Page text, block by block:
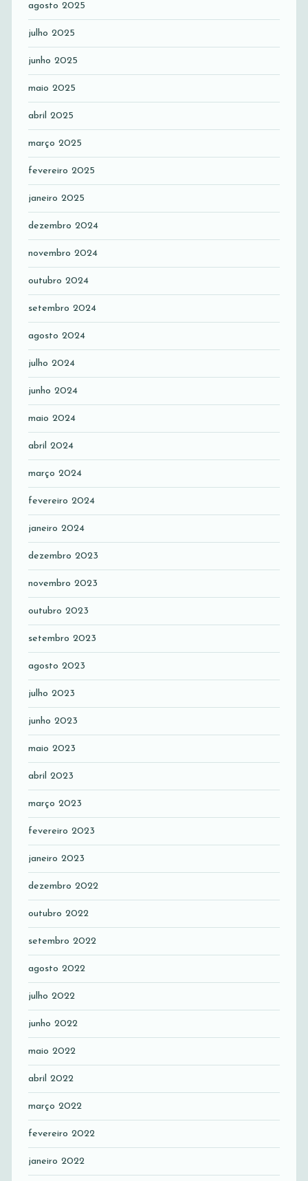
agosto 2025
julho 2025
junho 2025
maio 2025
abril 2025
março 2025
fevereiro 2025
janeiro 2025
dezembro 2024
novembro 2024
outubro 2024
setembro 2024
agosto 2024
julho 2024
junho 2024
maio 2024
abril 2024
março 2024
fevereiro 2024
janeiro 2024
dezembro 2023
novembro 2023
outubro 2023
setembro 2023
agosto 2023
julho 2023
junho 2023
maio 2023
abril 2023
março 2023
fevereiro 2023
janeiro 2023
dezembro 2022
outubro 2022
setembro 2022
agosto 2022
julho 2022
junho 2022
maio 2022
abril 2022
março 2022
fevereiro 2022
janeiro 2022